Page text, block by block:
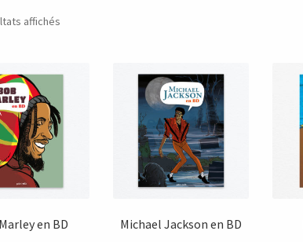
affichés
en BD Michael Jackson en BD